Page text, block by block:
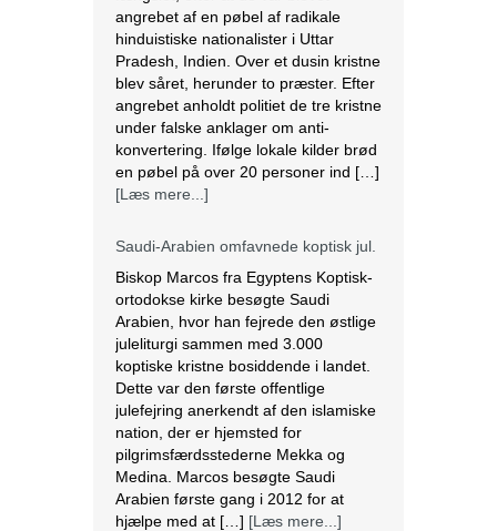
angrebet af en pøbel af radikale
hinduistiske nationalister i Uttar
Pradesh, Indien. Over et dusin kristne
blev såret, herunder to præster. Efter
angrebet anholdt politiet de tre kristne
under falske anklager om anti-
konvertering. Ifølge lokale kilder brød
en pøbel på over 20 personer ind […]
[Læs mere...]
Saudi-Arabien omfavnede koptisk jul.
Biskop Marcos fra Egyptens Koptisk-
ortodokse kirke besøgte Saudi
Arabien, hvor han fejrede den østlige
juleliturgi sammen med 3.000
koptiske kristne bosiddende i landet.
Dette var den første offentlige
julefejring anerkendt af den islamiske
nation, der er hjemsted for
pilgrimsfærdsstederne Mekka og
Medina. Marcos besøgte Saudi
Arabien første gang i 2012 for at
hjælpe med at […] [Læs mere...]